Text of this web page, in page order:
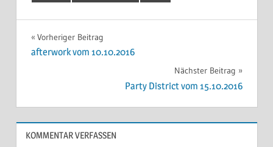
Beitragsnavigation
Vorheriger Beitrag
afterwork vom 10.10.2016
Nächster Beitrag
Party District vom 15.10.2016
KOMMENTAR VERFASSEN